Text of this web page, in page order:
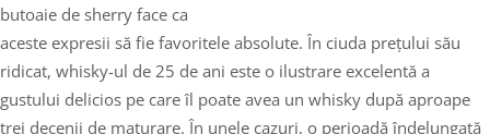
butoaie de sherry face ca
aceste expresii să fie favoritele absolute. În ciuda prețului său
ridicat, whisky-ul de 25 de ani este o ilustrare excelentă a
gustului delicios pe care îl poate avea un whisky după aproape
trei decenii de maturare. În unele cazuri, o perioadă îndelungată